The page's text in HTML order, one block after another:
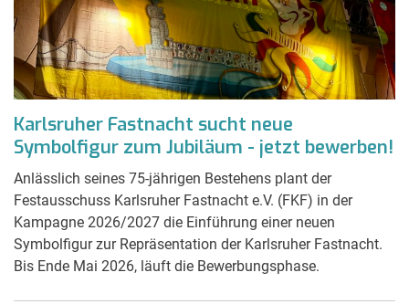
Karlsruher Fastnacht sucht neue
Symbolfigur zum Jubiläum - jetzt bewerben!
Anlässlich seines 75-jährigen Bestehens plant der
Festausschuss Karlsruher Fastnacht e.V. (FKF) in der
Kampagne 2026/2027 die Einführung einer neuen
Symbolfigur zur Repräsentation der Karlsruher Fastnacht.
Bis Ende Mai 2026, läuft die Bewerbungsphase.